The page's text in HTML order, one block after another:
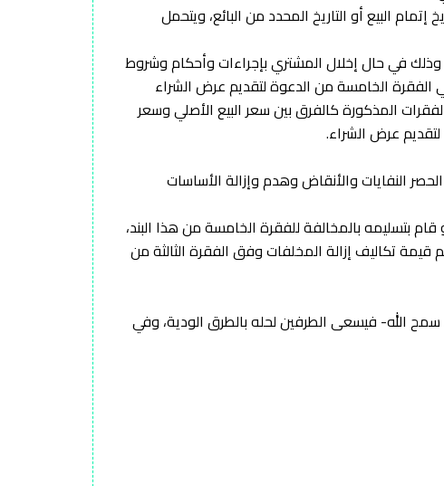
مدة أقصاها (48) ثمانية وأربعون ساعة من تاريخ إتمام البيع أو التاريخ المحدد من البائع، ويتحمل
في حال إخلال المشتري بإجراءات وأحكام وشروط
الفقرة الخامسة من الدعوة لتقديم عرض الشراء
المذكورة كالفرق بين سعر البيع الأصلي وسعر
عرض الشراء.
النفايات والأنقاض وهدم وإزالة الأساسات
خمسة عشر يوما من تاريخ أمر البيع، أو قام بتسليمه بالمخالفة للفقرة الخامسة من هذا البند،
تكاليف إزالة المخلفات وفق الفقرة الثالثة من
سمح الله- فيسعى الطرفين لحله بالطرق الودية، وفي